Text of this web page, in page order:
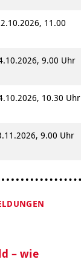
11.00
9.00 Uhr
10.30 Uhr
9.00 Uhr
– wie